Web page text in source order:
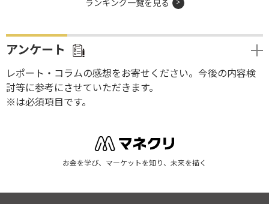
ランキング一覧を見る
アンケート
レポート・コラムの感想をお寄せください。今後の内容検
討等に参考にさせていただきます。
※は必須項目です。
お金を学び、マーケットを知り、未来を描く